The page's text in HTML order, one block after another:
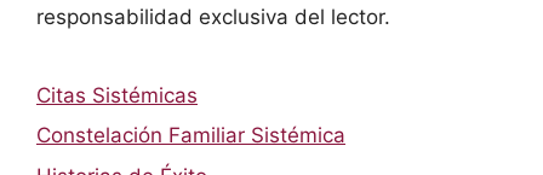
responsabilidad exclusiva del lector.
Citas Sistémicas
Constelación Familiar Sistémica